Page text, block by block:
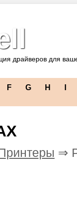
драйверов для
F G H
⇒